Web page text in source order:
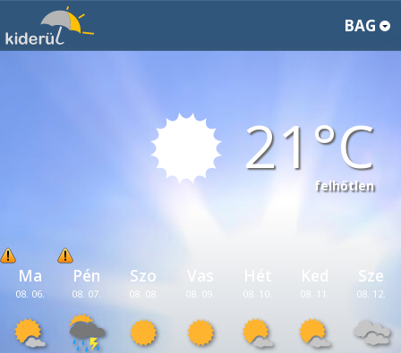
BAG
21
felhőtlen
Ma
08. 06.
Pén
08. 07.
Szo
08. 08. 08. 09. 08. 10. 08. 11.
Sze
08. 12.